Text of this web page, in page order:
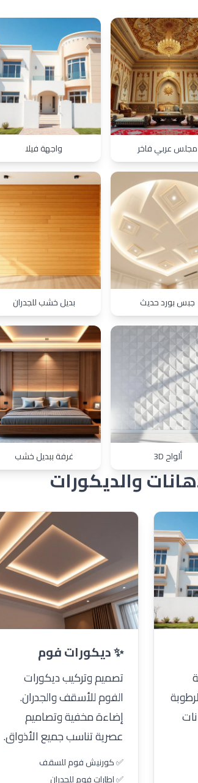
مجلس عربي فاخر واجهة فيلا
جبس بورد حديث بديل خشب للجدران
ألواح 3D غرفة ببديل خشب
والديكورات
✨ ديكورات فوم
تصميم وتركيب ديكورات
الفوم للأسقف والجدران.
إضاءة مخفية وتصاميم
عصرية تناسب جميع الأذواق.
✅ كورنيش فوم للسقف
✅ إطارات فوم للجدران